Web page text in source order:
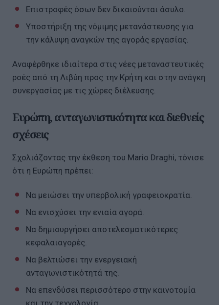
Επιστροφές όσων δεν δικαιούνται άσυλο.
Υποστήριξη της νόμιμης μετανάστευσης για
την κάλυψη αναγκών της αγοράς εργασίας.
Αναφέρθηκε ιδιαίτερα στις νέες μεταναστευτικές
ροές από τη Λιβύη προς την Κρήτη και στην ανάγκη
συνεργασίας με τις χώρες διέλευσης.
Ευρώπη, ανταγωνιστικότητα και διεθνείς
σχέσεις
Σχολιάζοντας την έκθεση του Mario Draghi, τόνισε
ότι η Ευρώπη πρέπει:
Να μειώσει την υπερβολική γραφειοκρατία.
Να ενισχύσει την ενιαία αγορά.
Να δημιουργήσει αποτελεσματικότερες
κεφαλαιαγορές.
Να βελτιώσει την ενεργειακή
ανταγωνιστικότητά της.
Να επενδύσει περισσότερο στην καινοτομία
και την τεχνολογία.